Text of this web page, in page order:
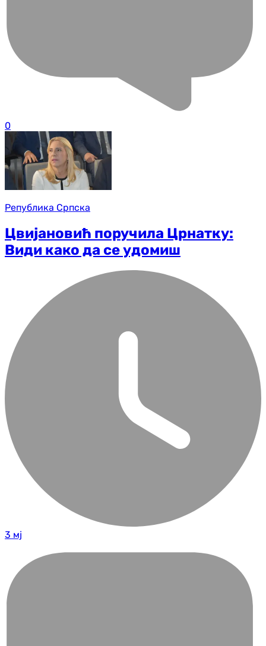
0
Република Српска
Цвијановић поручила Црнатку:
Види како да се удомиш
3 мј